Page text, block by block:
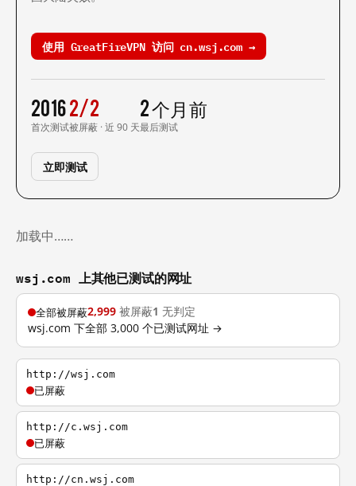
使用 GreatFireVPN 访问 cn.wsj.com →
2016
首次测试
2/2
被屏蔽 · 近 90 天
2 个月前
最后测试
立即测试
加载中……
wsj.com 上其他已测试的网址
全部被屏蔽2,999 被屏蔽1 无判定
wsj.com 下全部 3,000 个已测试网址 →
http://wsj.com
已屏蔽
http://c.wsj.com
已屏蔽
http://cn.wsj.com